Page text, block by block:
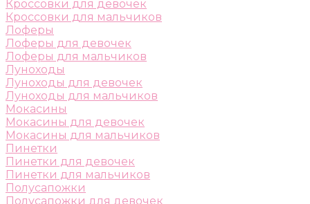
Кроссовки для девочек
Кроссовки для мальчиков
Лоферы
Лоферы для девочек
Лоферы для мальчиков
Луноходы
Луноходы для девочек
Луноходы для мальчиков
Мокасины
Мокасины для девочек
Мокасины для мальчиков
Пинетки
Пинетки для девочек
Пинетки для мальчиков
Полусапожки
Полусапожки для девочек